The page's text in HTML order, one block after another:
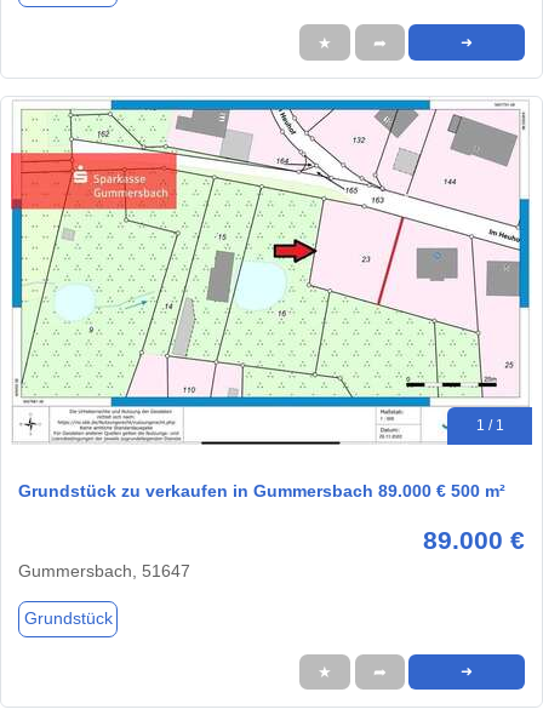
★ ➦ ➜
1 / 1
Grundstück zu verkaufen in Gummersbach 89.000 € 500 m²
89.000 €
Gummersbach, 51647
Grundstück
★ ➦ ➜